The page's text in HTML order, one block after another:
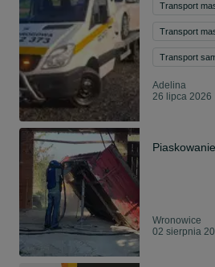
Transport
Transport
Transport
Adelina
26 lipca 2026
Wronowice
02 sierpnia